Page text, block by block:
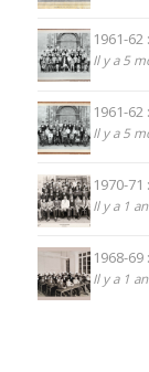
1961-62
Il y a 5
1961-
Il y a 5
1970-71
Il y a 1 an
1968-69
Il y a 1 an